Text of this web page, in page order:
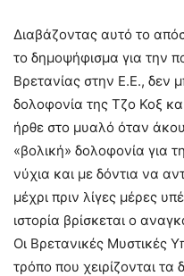
Διαβάζοντας αυτό το
το δημοψήφισμα για την
Βρετανίας στην Ε.Ε., δεν
δολοφονία της Τζο Κοξ
ήρθε στο μυαλό όταν
«βολική» δολοφονία για
νύχια και με δόντια να
μέχρι πριν λίγες μέρες
ιστορία βρίσκεται ο
Οι Βρετανικές Μυστικές
τρόπο που χειρίζονται